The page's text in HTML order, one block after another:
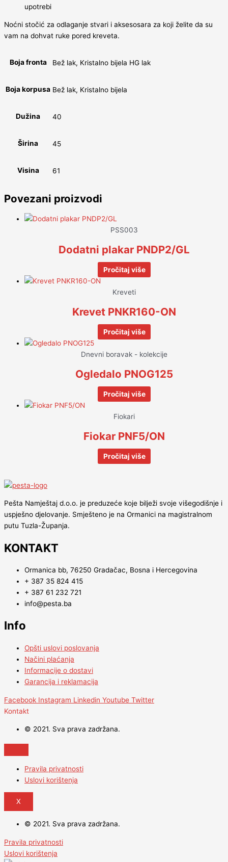
upotrebi
Noćni stočić za odlaganje stvari i aksesosara za koji želite da su
vam na dohvat ruke pored kreveta.
Boja fronta Bež lak, Kristalno bijela HG lak
Boja korpusa Bež lak, Kristalno bijela
Dužina 40
Širina 45
Visina 61
Povezani proizvodi
PSS003
Dodatni plakar PNDP2/GL
Pročitaj više
Kreveti
Krevet PNKR160-ON
Pročitaj više
Dnevni boravak - kolekcije
Ogledalo PNOG125
Pročitaj više
Fiokari
Fiokar PNF5/ON
Pročitaj više
Pešta Namještaj d.o.o. je preduzeće koje bilježi svoje višegodišnje i
uspješno djelovanje. Smješteno je na Ormanici na magistralnom
putu Tuzla-Županja.
KONTAKT
Ormanica bb, 76250 Gradačac, Bosna i Hercegovina
+ 387 35 824 415
+ 387 61 232 721
info@pesta.ba
Info
Opšti uslovi poslovanja
Načini plaćanja
Informacije o dostavi
Garancija i reklamacija
Facebook Instagram Linkedin Youtube Twitter
Kontakt
© 2021. Sva prava zadržana.
Pravila privatnosti
Uslovi korištenja
X
© 2021. Sva prava zadržana.
Pravila privatnosti
Uslovi korištenja